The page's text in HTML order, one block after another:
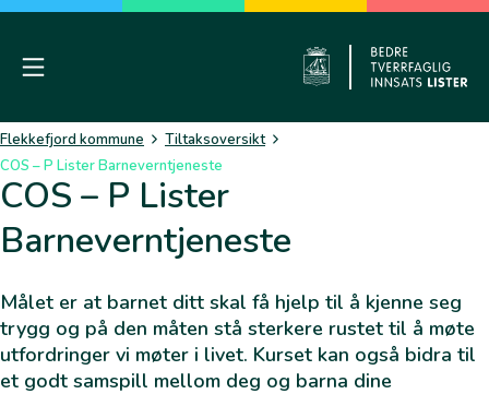
Skip
contentMobile Menu
Flekkefjord kommune
Tiltaksoversikt
COS – P Lister Barneverntjeneste
COS – P Lister
Barneverntjeneste
Målet er at barnet ditt skal få hjelp til å kjenne seg
trygg og på den måten stå sterkere rustet til å møte
utfordringer vi møter i livet. Kurset kan også bidra til
et godt samspill mellom deg og barna dine